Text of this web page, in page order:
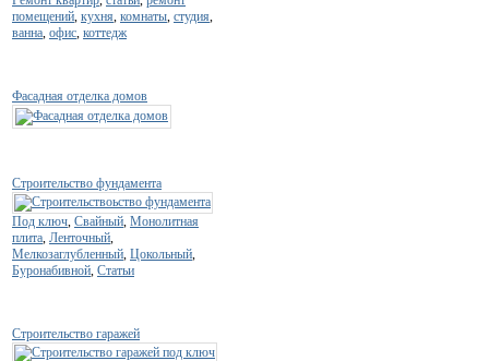
помещений кухня комнаты студия
ванна офис коттедж
Фасадная отделка домов
Строительство фундамента
Под ключ Свайный Монолитная
плита Ленточный
Мелкозаглубленный Цокольный
Буронабивной Статьи
Строительство гаражей